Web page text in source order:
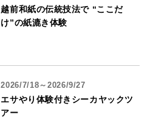
越前和紙の伝統技法で “ここだ
け”の紙漉き体験
2026/7/18～2026/9/27
エサやり体験付きシーカヤックツ
アー